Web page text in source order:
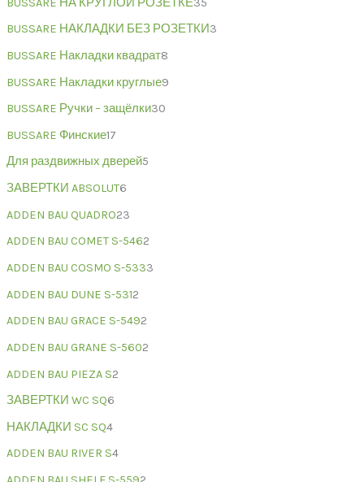
BUSSARE НАКЛАДКИ БЕЗ РОЗЕТКИ3
BUSSARE Накладки квадрат8
BUSSARE Накладки круглые9
BUSSARE Ручки – защёлки30
BUSSARE Финские17
Для раздвижных дверей5
ЗАВЕРТКИ ABSOLUT6
ADDEN BAU QUADRO23
ADDEN BAU COMET S-5462
ADDEN BAU COSMO S-5333
ADDEN BAU DUNE S-5312
ADDEN BAU GRACE S-5492
ADDEN BAU GRANE S-5602
ADDEN BAU PIEZA S2
ЗАВЕРТКИ WC SQ6
НАКЛАДКИ SC SQ4
ADDEN BAU RIVER S4